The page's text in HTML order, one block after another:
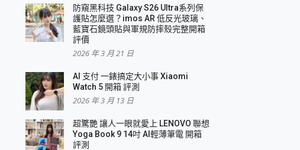
箱 評測
好玩的美拍神機 vivo V30 Pro
箱 評測
這麼簡單
防窺黑科技 Galaxy S26 Ultra系列保
護貼怎麼選？imos AR 低反光玻璃、
藍寶石鏡頭貼與軍規防摔殼完整開箱
評價
2026 年 3 月 21 日
AI 支付 一錶搞定大小事 Xiaomi
Watch 5 開箱 評測
2026 年 3 月 13 日
超驚艷 讓人一眼就愛上 LENOVO 聯想
Yoga Book 9 14吋 AI輕薄筆電 開箱
評測